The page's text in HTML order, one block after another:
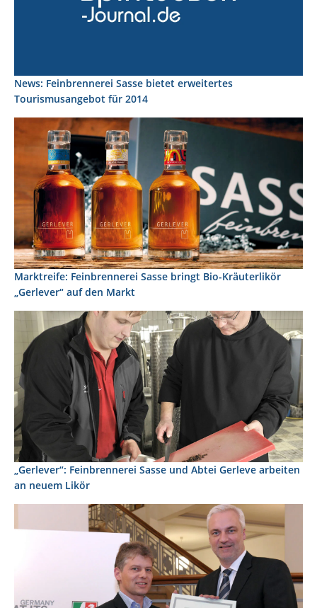
News: Feinbrennerei Sasse bietet erweitertes
Tourismusangebot für 2014
Marktreife: Feinbrennerei Sasse bringt Bio-Kräuterlikör
„Gerlever“ auf den Markt
„Gerlever“: Feinbrennerei Sasse und Abtei Gerleve arbeiten
an neuem Likör